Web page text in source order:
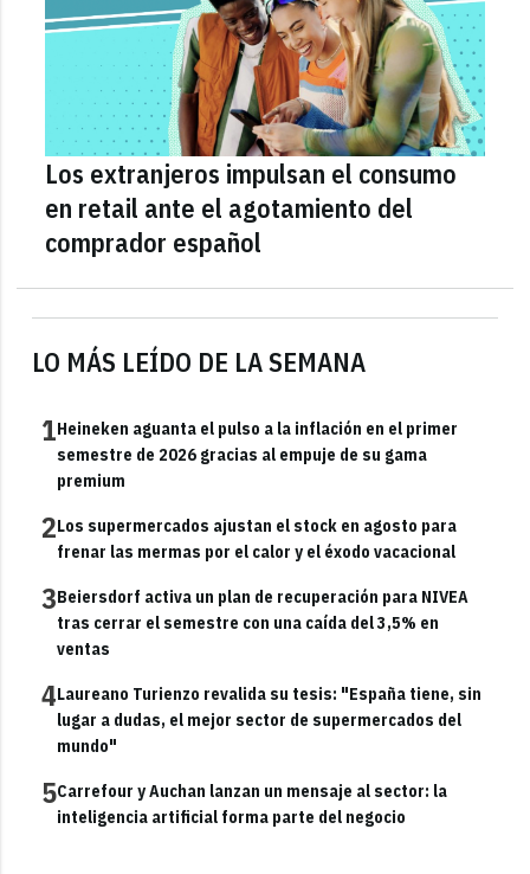
LO MÁS LEÍDO DE LA SEMANA
1Heineken aguanta el pulso a la inflación en el primer
semestre de 2026 gracias al empuje de su gama
premium
2Los supermercados ajustan el stock en agosto para
frenar las mermas por el calor y el éxodo vacacional
3Beiersdorf activa un plan de recuperación para NIVEA
tras cerrar el semestre con una caída del 3,5% en
ventas
4Laureano Turienzo revalida su tesis: "España tiene, sin
lugar a dudas, el mejor sector de supermercados del
mundo"
5Carrefour y Auchan lanzan un mensaje al sector: la
inteligencia artificial forma parte del negocio
Los extranjeros impulsan el consumo
en retail ante el agotamiento del
comprador español